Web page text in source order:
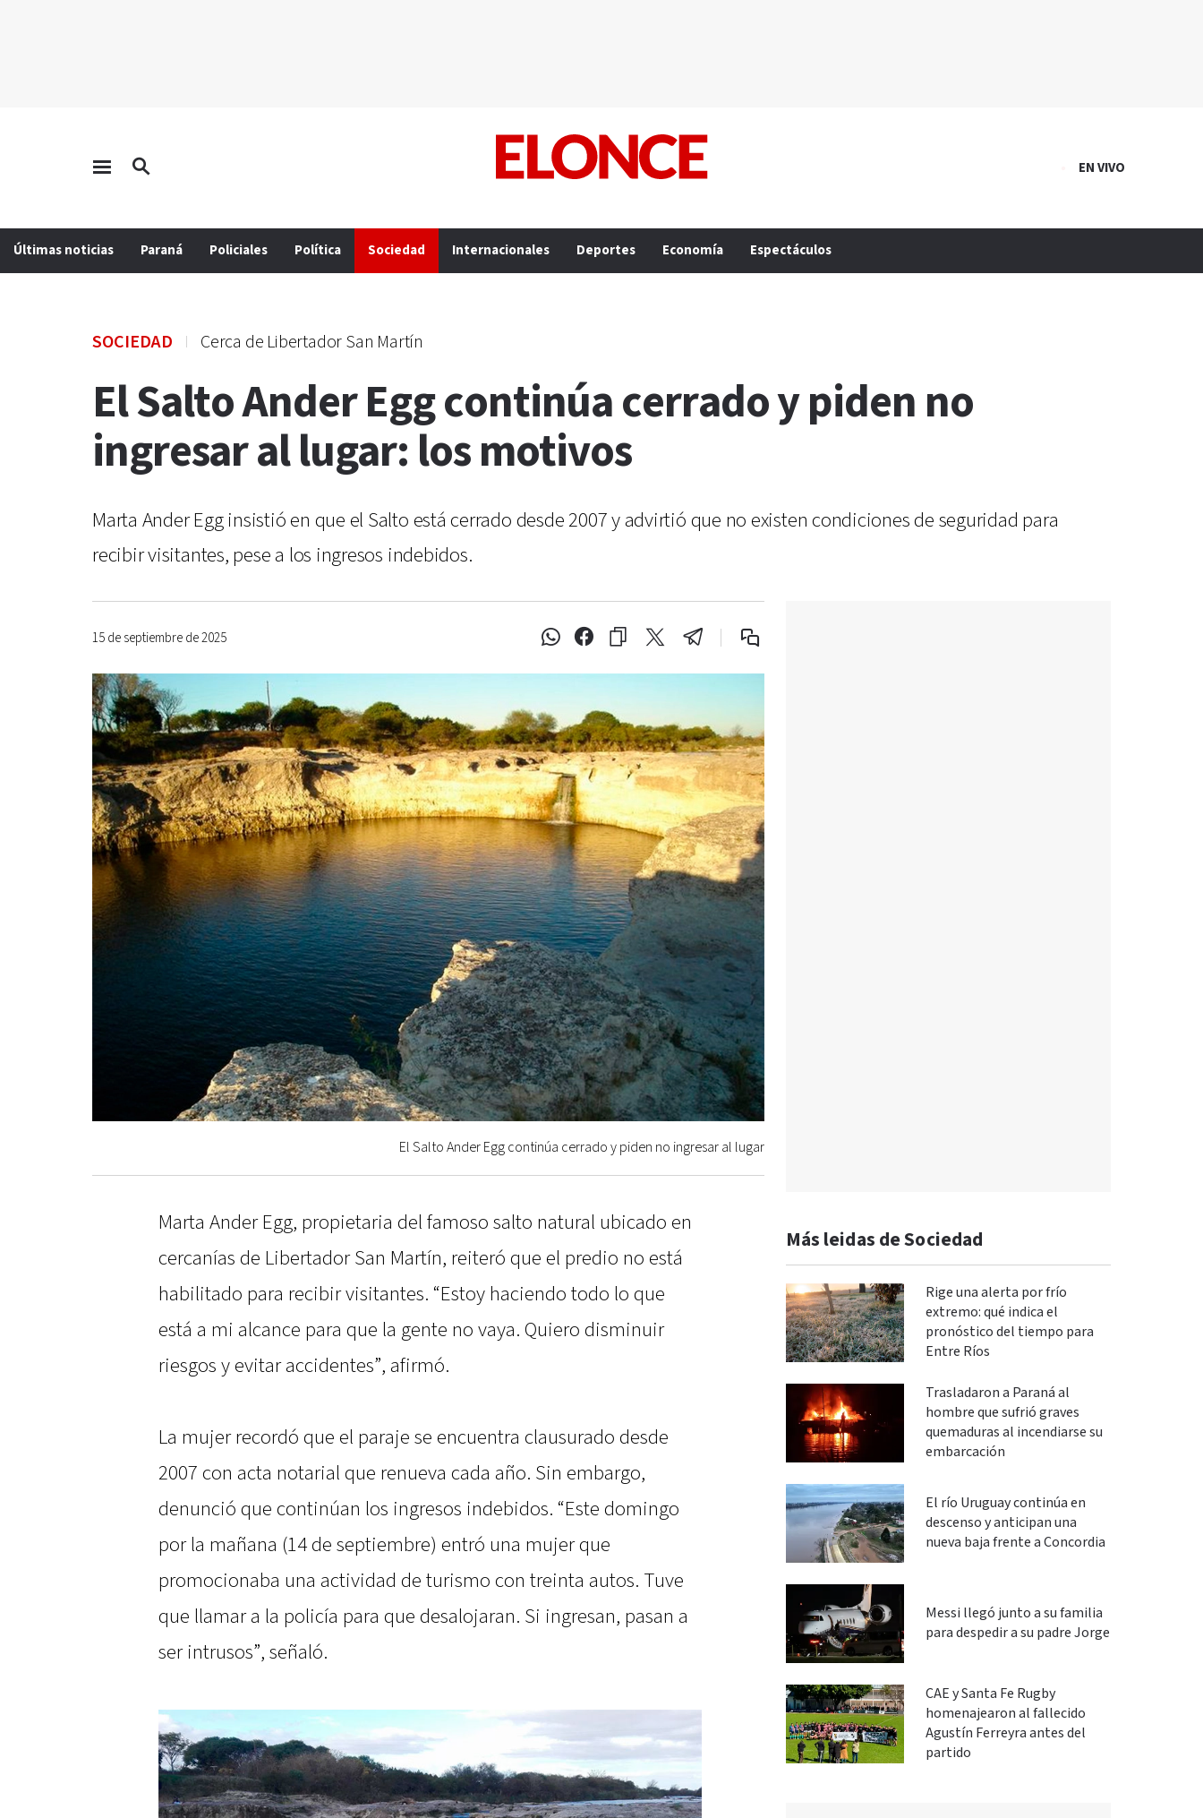
EN VIVO
Últimas noticias Paraná Policiales Política Sociedad Internacionales Deportes Economía Espectáculos
SOCIEDAD Cerca de Libertador San Martín
El Salto Ander Egg continúa cerrado y piden no
ingresar al lugar: los motivos
Marta Ander Egg insistió en que el Salto está cerrado desde 2007 y advirtió que no existen condiciones de seguridad para
recibir visitantes, pese a los ingresos indebidos.
15 de septiembre de 2025
El Salto Ander Egg continúa cerrado y piden no ingresar al lugar
Marta Ander Egg, propietaria del famoso salto natural ubicado en
cercanías de Libertador San Martín, reiteró que el predio no está
habilitado para recibir visitantes. “Estoy haciendo todo lo que
está a mi alcance para que la gente no vaya. Quiero disminuir
riesgos y evitar accidentes”, afirmó.
La mujer recordó que el paraje se encuentra clausurado desde
2007 con acta notarial que renueva cada año. Sin embargo,
denunció que continúan los ingresos indebidos. “Este domingo
por la mañana (14 de septiembre) entró una mujer que
promocionaba una actividad de turismo con treinta autos. Tuve
que llamar a la policía para que desalojaran. Si ingresan, pasan a
ser intrusos”, señaló.
Más leidas de Sociedad
Rige una alerta por frío
extremo: qué indica el
pronóstico del tiempo para
Entre Ríos
Trasladaron a Paraná al
hombre que sufrió graves
quemaduras al incendiarse su
embarcación
El río Uruguay continúa en
descenso y anticipan una
nueva baja frente a Concordia
Messi llegó junto a su familia
para despedir a su padre Jorge
CAE y Santa Fe Rugby
homenajearon al fallecido
Agustín Ferreyra antes del
partido